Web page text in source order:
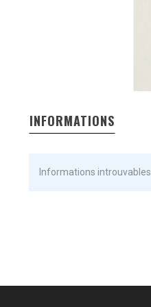
INFORMATIONS
Informations introuvables